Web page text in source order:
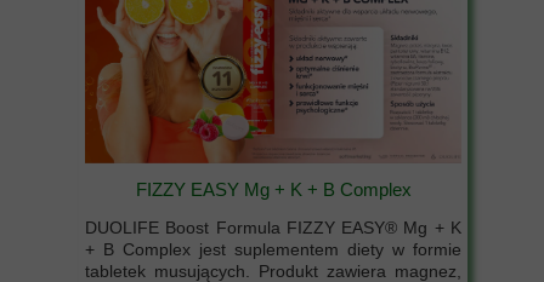
FIZZY EASY Mg + K + B Complex
DUOLIFE Boost Formula FIZZY EASY® Mg + K
+ B Complex jest suplementem diety w formie
tabletek musujących. Produkt zawiera magnez,